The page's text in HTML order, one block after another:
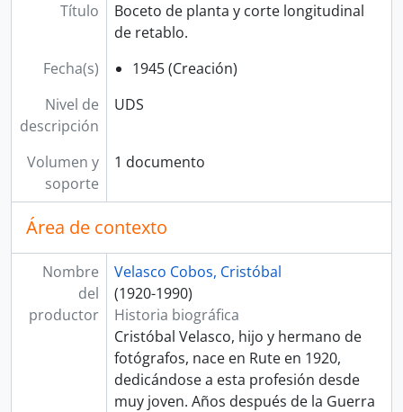
Título
Boceto de planta y corte longitudinal
de retablo.
Fecha(s)
1945 (Creación)
Nivel de
descripción
UDS
Volumen y
soporte
1 documento
Área de contexto
Nombre
del
productor
Velasco Cobos, Cristóbal
(1920-1990)
Historia biográfica
Cristóbal Velasco, hijo y hermano de
fotógrafos, nace en Rute en 1920,
dedicándose a esta profesión desde
muy joven. Años después de la Guerra